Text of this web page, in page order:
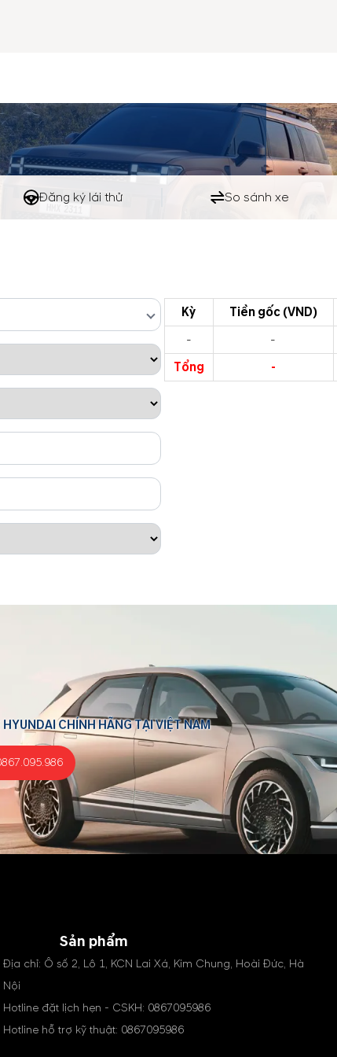
Đăng ký lái thử So sánh xe
Kỳ
Tiền gốc (VND)
-
-
Tổng
-
CHÍNH HÃNG TẠI VIỆT NAM
Sản phẩm
Địa chỉ: Ô số 2, Lô 1, KCN Lai Xá, Kim Chung, Hoài Đức, Hà
Nội
Hotline đặt lịch hẹn - CSKH: 0867095986
Hotline hỗ trợ kỹ thuật: 0867095986